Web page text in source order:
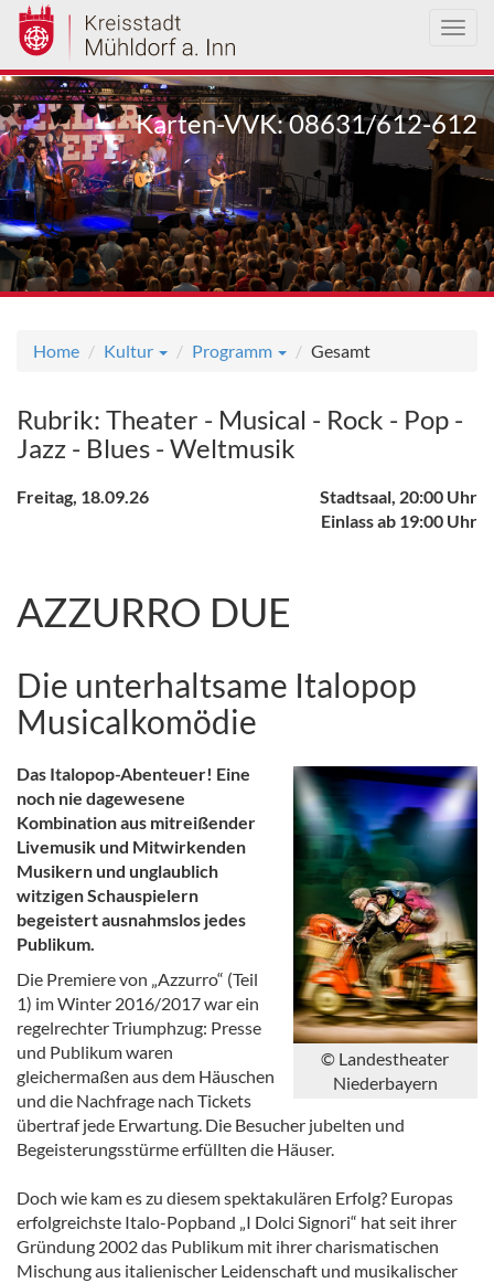
Direkt
zum
Inhalt
Karten-VVK: 08631/612-612
Home Kultur Programm Gesamt
Rubrik: Theater - Musical - Rock - Pop -
Jazz - Blues - Weltmusik
Stadtsaal, 20:00 Uhr
Einlass ab 19:00 Uhr
Freitag, 18.09.26
AZZURRO DUE
Die unterhaltsame Italopop
Musicalkomödie
© Landestheater
Niederbayern
Das Italopop-Abenteuer! Eine
noch nie dagewesene
Kombination aus mitreißender
Livemusik und Mitwirkenden
Musikern und unglaublich
witzigen Schauspielern
begeistert ausnahmslos jedes
Publikum.
Die Premiere von „Azzurro“ (Teil
1) im Winter 2016/2017 war ein
regelrechter Triumphzug: Presse
und Publikum waren
gleichermaßen aus dem Häuschen
und die Nachfrage nach Tickets
übertraf jede Erwartung. Die Besucher jubelten und
Begeisterungsstürme erfüllten die Häuser.
Doch wie kam es zu diesem spektakulären Erfolg? Europas
erfolgreichste Italo-Popband „I Dolci Signori“ hat seit ihrer
Gründung 2002 das Publikum mit ihrer charismatischen
Mischung aus italienischer Leidenschaft und musikalischer